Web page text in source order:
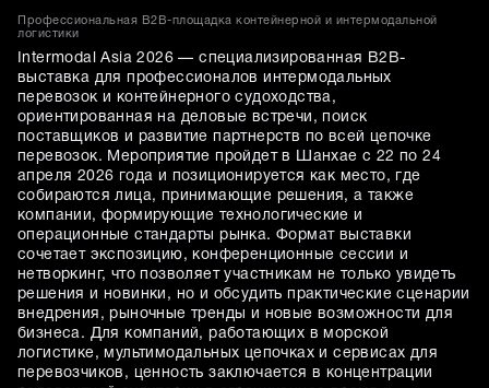
Профессиональная B2B-площадка контейнерной и интермодальной
логистики
Intermodal Asia 2026 — специализированная B2B-
выставка для профессионалов интермодальных
перевозок и контейнерного судоходства,
ориентированная на деловые встречи, поиск
поставщиков и развитие партнерств по всей цепочке
перевозок. Мероприятие пройдет в Шанхае с 22 по 24
апреля 2026 года и позиционируется как место, где
собираются лица, принимающие решения, а также
компании, формирующие технологические и
операционные стандарты рынка. Формат выставки
сочетает экспозицию, конференционные сессии и
нетворкинг, что позволяет участникам не только увидеть
решения и новинки, но и обсудить практические сценарии
внедрения, рыночные тренды и новые возможности для
бизнеса. Для компаний, работающих в морской
логистике, мультимодальных цепочках и сервисах для
перевозчиков, ценность заключается в концентрации